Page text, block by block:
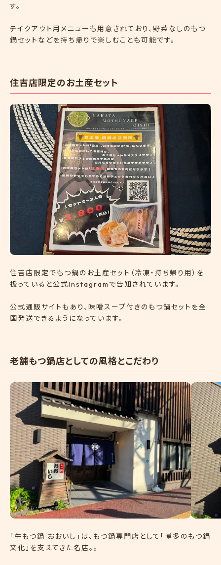
す。
テイクアウト用メニューも用意されており、野菜なしのもつ
鍋セットなどを持ち帰りで楽しむことも可能です。
住吉店限定のお土産セット
住吉店限定でもつ鍋のお土産セット（冷凍・持ち帰り用）を
扱っていると公式Instagramで告知されています。
公式通販サイトもあり、味噌スープ付きのもつ鍋セットを全
国発送できるようになっています。
老舗もつ鍋店としての風格とこだわり
「牛もつ鍋 おおいし」は、もつ鍋専門店として「博多のもつ鍋
文化」を支えてきた名店。。